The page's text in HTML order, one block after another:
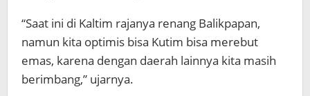
“Saat ini di Kaltim rajanya renang Balikpapan,
namun kita optimis bisa Kutim bisa merebut
emas, karena dengan daerah lainnya kita masih
berimbang,” ujarnya.